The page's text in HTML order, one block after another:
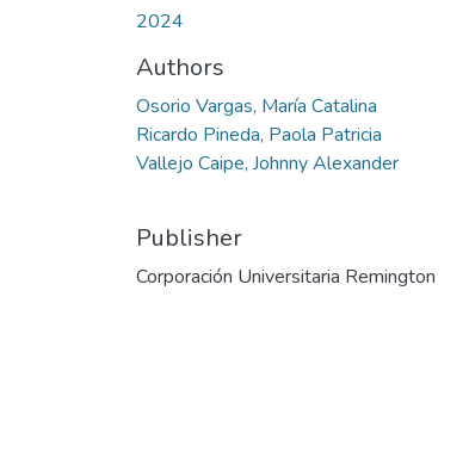
2024
Authors
Osorio Vargas, María Catalina
Ricardo Pineda, Paola Patricia
Vallejo Caipe, Johnny Alexander
Publisher
Corporación Universitaria Remington